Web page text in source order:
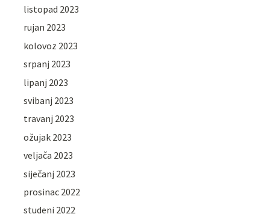
listopad 2023
rujan 2023
kolovoz 2023
srpanj 2023
lipanj 2023
svibanj 2023
travanj 2023
ožujak 2023
veljača 2023
siječanj 2023
prosinac 2022
studeni 2022